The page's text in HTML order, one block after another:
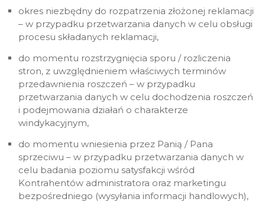
okres niezbędny do rozpatrzenia złożonej reklamacji
– w przypadku przetwarzania danych w celu obsługi
procesu składanych reklamacji,
do momentu rozstrzygnięcia sporu / rozliczenia
stron, z uwzględnieniem właściwych terminów
przedawnienia roszczeń – w przypadku
przetwarzania danych w celu dochodzenia roszczeń
i podejmowania działań o charakterze
windykacyjnym,
do momentu wniesienia przez Panią / Pana
sprzeciwu – w przypadku przetwarzania danych w
celu badania poziomu satysfakcji wśród
Kontrahentów administratora oraz marketingu
bezpośredniego (wysyłania informacji handlowych),